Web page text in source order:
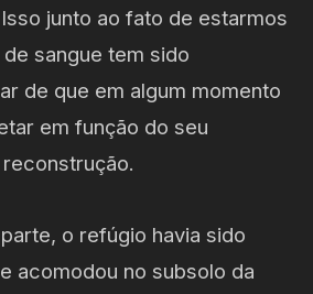
junto ao fato de estarmos
sangue tem sido
de que em algum momento
em função do seu
o refúgio havia sido
acomodou no subsolo da